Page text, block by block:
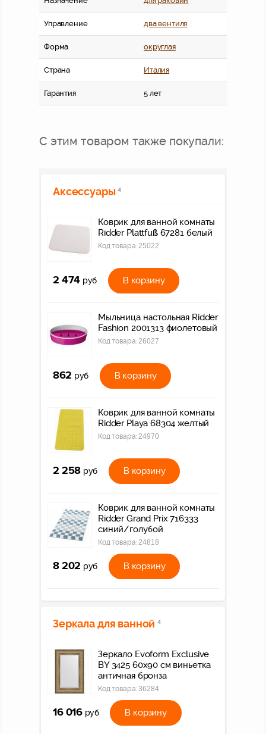
Управление два вентиля
Форма округлая
Страна Италия
Гарантия 5 лет
С этим товаром также покупали:
Аксессуары 4
Коврик для ванной комнаты
Ridder Plattfuß 67281 белый
Код товара:25022
2 474 руб В корзину
Мыльница настольная Ridder
Fashion 2001313 фиолетовый
Код товара:26027
862 руб В корзину
Коврик для ванной комнаты
Ridder Playa 68304 желтый
Код товара:24970
2 258 руб В корзину
Коврик для ванной комнаты
Ridder Grand Prix 716333
синий/голубой
Код товара:24818
8 202 руб В корзину
Зеркала для ванной 4
Зеркало Evoform Exclusive
BY 3425 60x90 см виньетка
античная бронза
Код товара:36284
16 016 руб В корзину